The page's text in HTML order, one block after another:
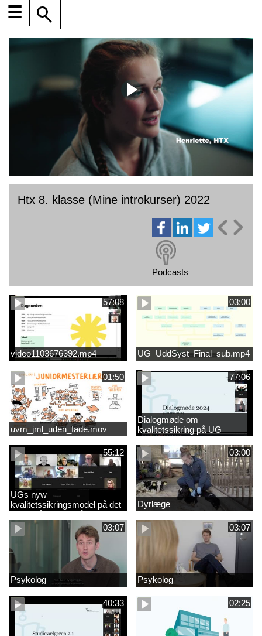
☰
Htx 8. klasse (Mine introkurser) 2022
Podcasts
57:08
video1103676392.mp4
03:00
UG_UddSyst_Final_sub.mp4
01:50
uvm_jml_uden_fade.mov
77:06
Dialogmøde om
kvalitetssikring på UG
55:12
UGs nyw
kvalitetssikringsmodel på det
videregående område
03:00
Dyrlæge
03:07
Psykolog
03:07
Psykolog
40:33 02:25